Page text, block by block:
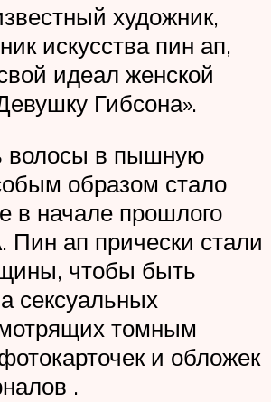
художник,
искусства пин ап,
идеал женской
Гибсона».
волосы в пышную
образом стало
начале прошлого
ап прически стали
чтобы быть
сексуальных
томным
и обложек
.